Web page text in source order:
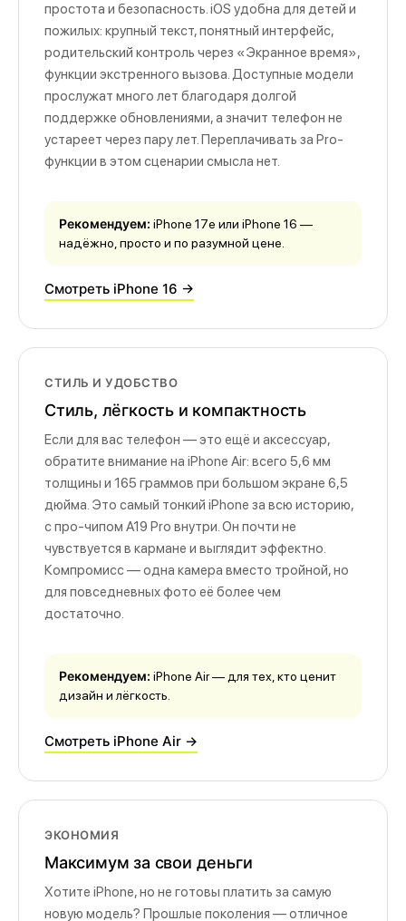
простота и безопасность. iOS удобна для детей и
пожилых: крупный текст, понятный интерфейс,
родительский контроль через «Экранное время»,
функции экстренного вызова. Доступные модели
прослужат много лет благодаря долгой
поддержке обновлениями, а значит телефон не
устареет через пару лет. Переплачивать за Pro-
функции в этом сценарии смысла нет.
Рекомендуем: iPhone 17e или iPhone 16 —
надёжно, просто и по разумной цене.
Смотреть iPhone 16 →
СТИЛЬ И УДОБСТВО
Стиль, лёгкость и компактность
Если для вас телефон — это ещё и аксессуар,
обратите внимание на iPhone Air: всего 5,6 мм
толщины и 165 граммов при большом экране 6,5
дюйма. Это самый тонкий iPhone за всю историю,
с про-чипом A19 Pro внутри. Он почти не
чувствуется в кармане и выглядит эффектно.
Компромисс — одна камера вместо тройной, но
для повседневных фото её более чем
достаточно.
Рекомендуем: iPhone Air — для тех, кто ценит
дизайн и лёгкость.
Смотреть iPhone Air →
ЭКОНОМИЯ
Максимум за свои деньги
Хотите iPhone, но не готовы платить за самую
новую модель? Прошлые поколения — отличное